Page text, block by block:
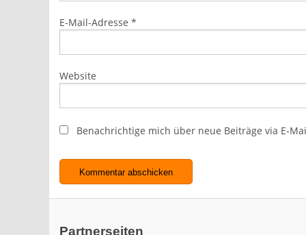
E-Mail-Adresse *
Website
Benachrichtige mich über neue Beiträge via E-
Partnerseiten